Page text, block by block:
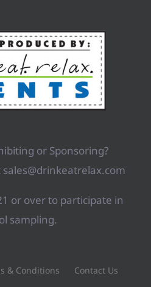
or Sponsoring?
or over to participate in
sampling.
& Conditions Contact Us